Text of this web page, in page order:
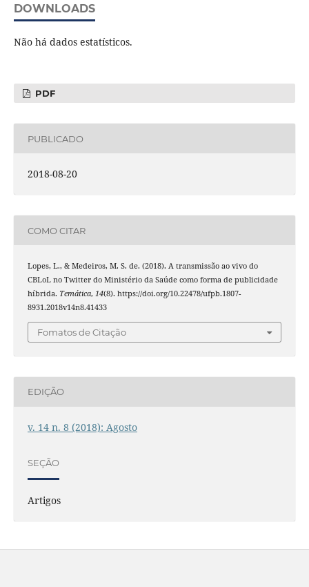
DOWNLOADS
Não há dados estatísticos.
PDF
PUBLICADO
2018-08-20
COMO CITAR
Lopes, L., & Medeiros, M. S. de. (2018). A transmissão ao vivo do
CBLoL no Twitter do Ministério da Saúde como forma de publicidade
híbrida. Temática, 14(8). https://doi.org/10.22478/ufpb.1807-
8931.2018v14n8.41433
Fomatos de Citação
EDIÇÃO
v. 14 n. 8 (2018): Agosto
SEÇÃO
Artigos